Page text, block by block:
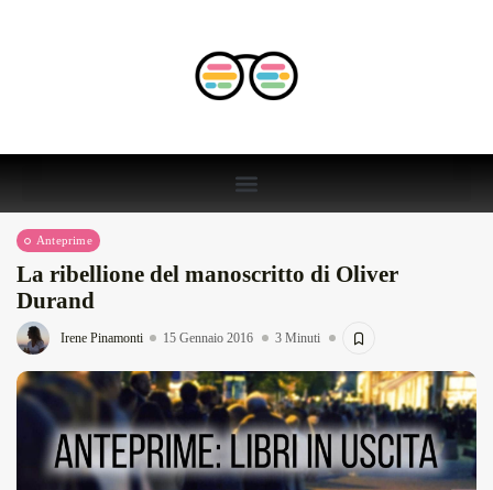
Anteprime
La ribellione del manoscritto di Oliver
Durand
Irene Pinamonti 15 Gennaio 2016 3 Minuti